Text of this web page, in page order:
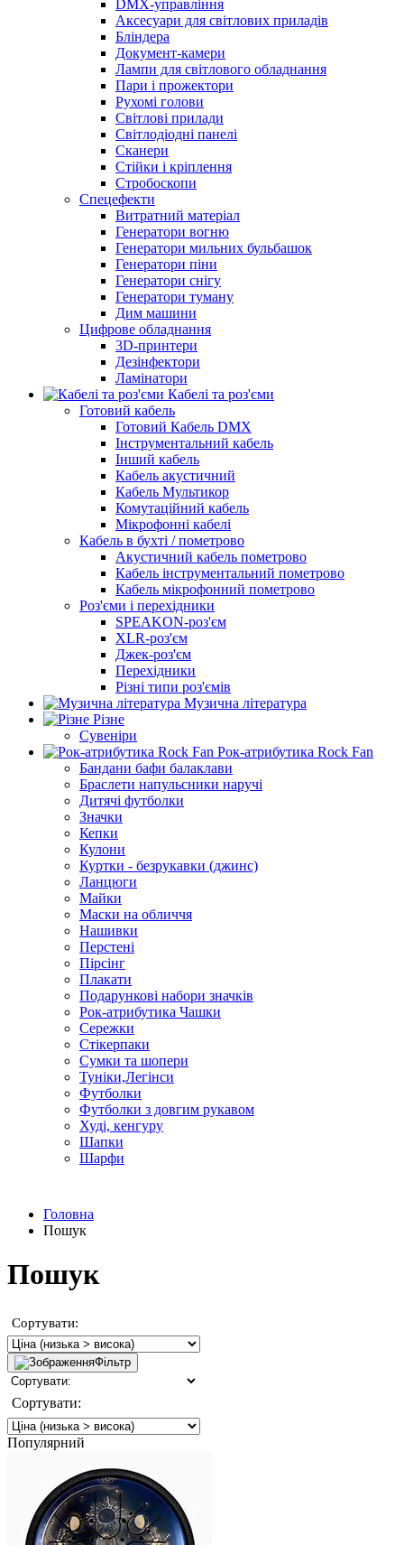
DMX-управління
Аксесуари для світлових приладів
Бліндера
Документ-камери
Лампи для світлового обладнання
Пари і прожектори
Рухомі голови
Світлові прилади
Світлодіодні панелі
Сканери
Стійки і кріплення
Стробоскопи
Спецефекти
Витратний матеріал
Генератори вогню
Генератори мильних бульбашок
Генератори піни
Генератори снігу
Генератори туману
Дим машини
Цифрове обладнання
3D-принтери
Дезінфектори
Ламінатори
Кабелі та роз'єми
Готовий кабель
Готовий Кабель DMX
Інструментальний кабель
Інший кабель
Кабель акустичний
Кабель Мультикор
Комутаційний кабель
Мікрофонні кабелі
Кабель в бухті / пометрово
Акустичний кабель пометрово
Кабель інструментальний пометрово
Кабель мікрофонний пометрово
Роз'єми і перехідники
SPEAKON-роз'єм
XLR-роз'єм
Джек-роз'єм
Перехідники
Різні типи роз'ємів
Музична література
Різне
Сувеніри
Рок-атрибутика Rock Fan
Бандани бафи балаклави
Браслети напульсники наручі
Дитячі футболки
Значки
Кепки
Кулони
Куртки - безрукавки (джинс)
Ланцюги
Майки
Маски на обличчя
Нашивки
Перстені
Пірсінг
Плакати
Подарункові набори значків
Рок-атрибутика Чашки
Сережки
Стікерпаки
Сумки та шопери
Туніки,Легінси
Футболки
Футболки з довгим рукавом
Худі, кенгуру
Шапки
Шарфи
Головна
Пошук
Пошук
Сортувати:
Фільтр
Сортувати:
Популярний